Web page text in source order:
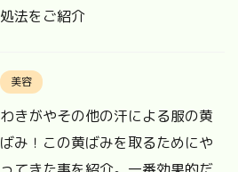
処法をご紹介
美容
わきがやその他の汗による服の黄
ばみ！この黄ばみを取るためにや